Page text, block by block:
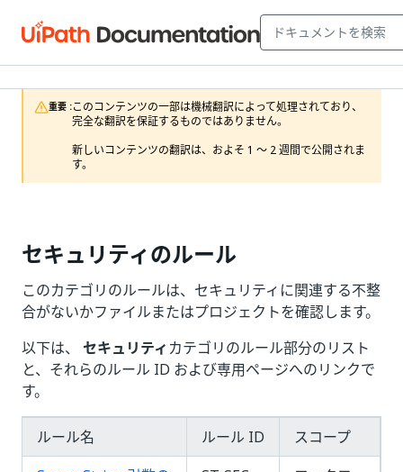
重要 :このコンテンツの一部は機械翻訳によって処理されており、
完全な翻訳を保証するものではありません。
新しいコンテンツの翻訳は、およそ 1 ～ 2 週間で公開されま
す。
セキュリティのルール
このカテゴリのルールは、セキュリティに関連する不整
合がないかファイルまたはプロジェクトを確認します。
以下は、 セキュリティ カテゴリのルール部分のリスト
と、それらのルール ID および専用ページへのリンクで
す。
ルール名 ルール ID
スコープ